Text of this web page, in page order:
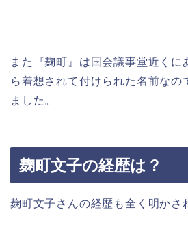
また『麹町』は国会議事堂近くに
ら着想されて付けられた名前なの
ました。
麹町文子の経歴は？
麹町文子さんの経歴も全く明かさ